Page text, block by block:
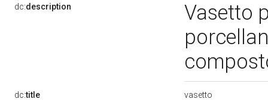
dc:description
Vasetto
dc:title vasetto